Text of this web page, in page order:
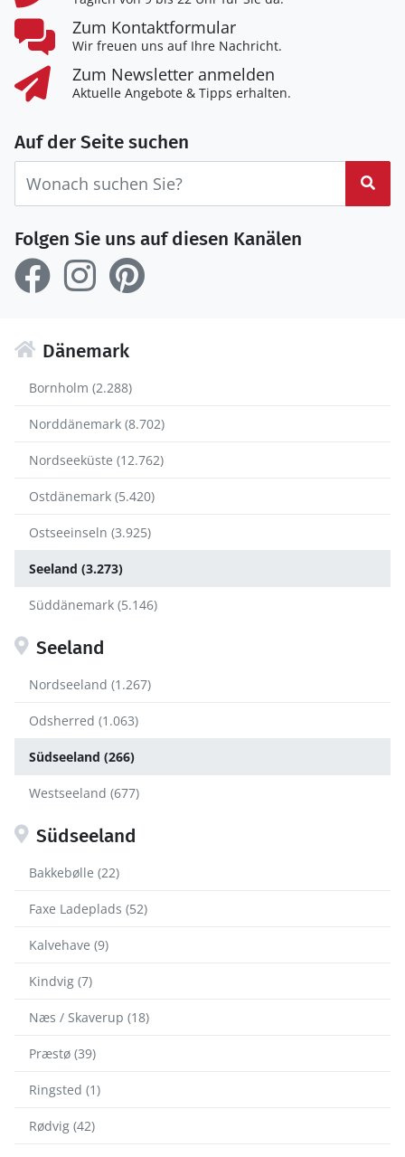
Zum Kontaktformular
Wir freuen uns auf Ihre Nachricht.
Zum Newsletter anmelden
Aktuelle Angebote & Tipps erhalten.
Auf der Seite suchen
Folgen Sie uns auf diesen Kanälen
Dänemark
Bornholm (2.288)
Norddänemark (8.702)
Nordseeküste (12.762)
Ostdänemark (5.420)
Ostseeinseln (3.925)
Seeland (3.273)
Süddänemark (5.146)
Seeland
Nordseeland (1.267)
Odsherred (1.063)
Südseeland (266)
Westseeland (677)
Südseeland
Bakkebølle (22)
Faxe Ladeplads (52)
Kalvehave (9)
Kindvig (7)
Næs / Skaverup (18)
Præstø (39)
Ringsted (1)
Rødvig (42)